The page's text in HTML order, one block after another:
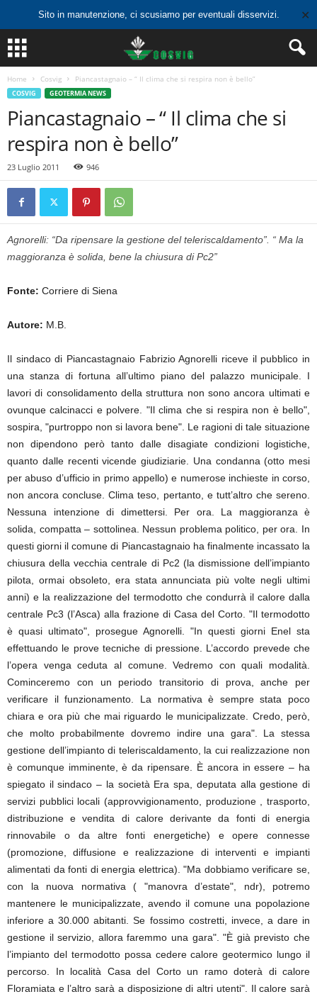
Sito in manutenzione, ci scusiamo per eventuali disservizi. ✕
Home Cosvig Piancastagnaio – “ Il clima che si respira non è bello”
COSVIG GEOTERMIA NEWS
Piancastagnaio – “ Il clima che si
respira non è bello”
23 Luglio 2011 946
Agnorelli: “Da ripensare la gestione del teleriscaldamento”. “ Ma la
maggioranza è solida, bene la chiusura di Pc2”
Fonte: Corriere di Siena
Autore: M.B.
Il sindaco di Piancastagnaio Fabrizio Agnorelli riceve il pubblico in
una stanza di fortuna all’ultimo piano del palazzo municipale. I
lavori di consolidamento della struttura non sono ancora ultimati e
ovunque calcinacci e polvere. "Il clima che si respira non è bello",
sospira, "purtroppo non si lavora bene". Le ragioni di tale situazione
non dipendono però tanto dalle disagiate condizioni logistiche,
quanto dalle recenti vicende giudiziarie. Una condanna (otto mesi
per abuso d’ufficio in primo appello) e numerose inchieste in corso,
non ancora concluse. Clima teso, pertanto, e tutt’altro che sereno.
Nessuna intenzione di dimettersi. Per ora. La maggioranza è
solida, compatta – sottolinea. Nessun problema politico, per ora. In
questi giorni il comune di Piancastagnaio ha finalmente incassato la
chiusura della vecchia centrale di Pc2 (la dismissione dell’impianto
pilota, ormai obsoleto, era stata annunciata più volte negli ultimi
anni) e la realizzazione del termodotto che condurrà il calore dalla
centrale Pc3 (l’Asca) alla frazione di Casa del Corto. "Il termodotto
è quasi ultimato", prosegue Agnorelli. "In questi giorni Enel sta
effettuando le prove tecniche di pressione. L’accordo prevede che
l’opera venga ceduta al comune. Vedremo con quali modalità.
Cominceremo con un periodo transitorio di prova, anche per
verificare il funzionamento. La normativa è sempre stata poco
chiara e ora più che mai riguardo le municipalizzate. Credo, però,
che molto probabilmente dovremo indire una gara". La stessa
gestione dell’impianto di teleriscaldamento, la cui realizzazione non
è comunque imminente, è da ripensare. È ancora in essere – ha
spiegato il sindaco – la società Era spa, deputata alla gestione di
servizi pubblici locali (approvvigionamento, produzione , trasporto,
distribuzione e vendita di calore derivante da fonti di energia
rinnovabile o da altre fonti energetiche) e opere connesse
(promozione, diffusione e realizzazione di interventi e impianti
alimentati da fonti di energia elettrica). "Ma dobbiamo verificare se,
con la nuova normativa ( "manovra d’estate", ndr), potremo
mantenere le municipalizzate, avendo il comune una popolazione
inferiore a 30.000 abitanti. Se fossimo costretti, invece, a dare in
gestione il servizio, allora faremmo una gara". "È già previsto che
l’impianto del termodotto possa cedere calore geotermico lungo il
percorso. In località Casa del Corto un ramo doterà di calore
Floramiata e l’altro sarà a disposizione di altri utenti". Il calore sarà